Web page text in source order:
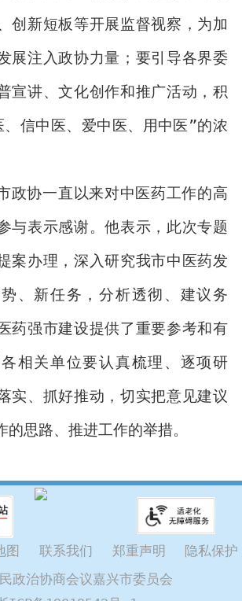
创新短板等开展监督视察，为加
展注入政协力量；要引导各界委
宣讲、文化创作和推广活动，积
信中医、爱中医、用中医”的浓
政协一直以来对中医药工作的高
与表示感谢。他表示，此次专题
案办理，深入研究我市中医药发
、新任务，分析透彻、建议务
药强市建设提供了重要参考和有
相关单位要认真梳理、逐项研
实、抓好推动，切实把意见建议
的思路、推进工作的举措。
图 联系我们 郑重声明
隐私保护
政治协商会议嘉兴市委员会